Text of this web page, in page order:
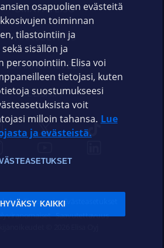
OMAYHTEISÖ
VIANSELVITYS
ASIAKASPALVELU
ELISA.FI
Tietosuoja Evästeasetukset
Saavutettavuus
osapuolien evästeitä
toiminnan
tilastointiin ja
sisällön ja
personointiin. Elisa voi
tietojasi, kuten
suostumukseesi
voit
milloin tahansa. Lue
ja evästeistä.
HYVÄKSY KAIKKI